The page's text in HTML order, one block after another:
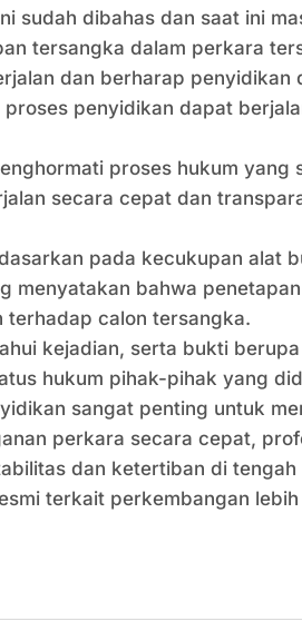
dibahas dan saat ini
tersangka dalam perkara
dan berharap
penyidikan dapat
proses hukum
secara cepat dan
pada kecukupan alat
menyatakan bahwa
terhadap calon tersangka.
kejadian, serta bukti
hukum pihak-pihak yang
sangat penting untuk
perkara secara cepat,
dan ketertiban di tengah
terkait perkembangan